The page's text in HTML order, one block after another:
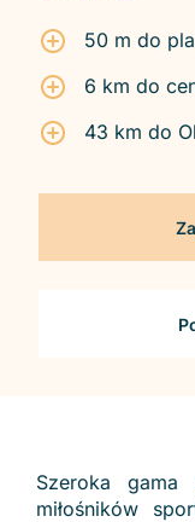
50 m do
6 km do
43 km do
Szeroka gama
miłośników